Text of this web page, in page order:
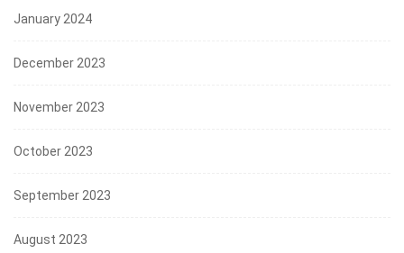
January 2024
December 2023
November 2023
October 2023
September 2023
August 2023